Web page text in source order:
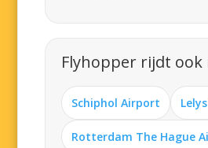
Flyhopper rijdt ook
Schiphol Airport
Rotterdam The Hague